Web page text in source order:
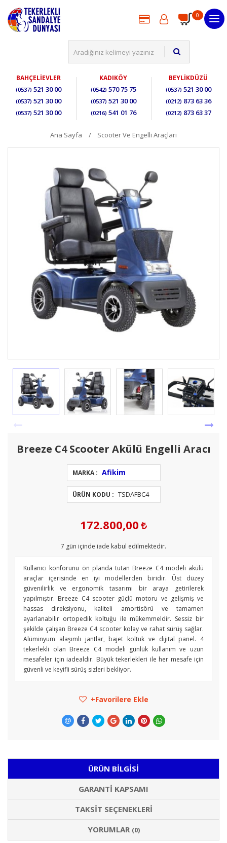
0
BAHÇELİEVLER
(0537) 521 30 00
(0537) 521 30 00
(0537) 521 30 00
KADIKÖY
(0542) 570 75 75
(0537) 521 30 00
(0216) 541 01 76
BEYLİKDÜZÜ
(0537) 521 30 00
(0212) 873 63 36
(0212) 873 63 37
Ana Sayfa Scooter Ve Engelli Araçları
Breeze C4 Scooter Akülü Engelli Aracı
MARKA : Afikim
ÜRÜN KODU : TSDAFBC4
172.800,00
7 gün içinde iade kabul edilmektedir.
Kullanıcı konforunu ön planda tutan Breeze C4 modeli akülü
araçlar içerisinde en iyi modellerden biridir. Üst düzey
güvenilirlik ve ergonomik tasarımı bir araya getirilerek
yapılmıştır. Breeze C4 scooter güçlü motoru ve gelişmiş ve
hassas direksiyonu, kaliteli amortisörü ve tamamen
ayarlanabilir ortopedik koltuğu ile mükemmeldir. Sessiz bir
şekilde çalışan Breeze C4 scooter kolay ve rahat sürüş sağlar.
Alüminyum alaşımlı jantlar, bajet koltuk ve dijital panel. 4
tekerlekli olan Breeze C4 modeli günlük kullanım ve uzun
mesafeler için iadealdir. Büyük tekerlekleri ile her mesafe için
güvenli ve keyifli sürüş sizleri bekliyor.
Favorilere Ekle
ÜRÜN BILGISI
GARANTI KAPSAMI
TAKSIT SEÇENEKLERI
YORUMLAR (0)